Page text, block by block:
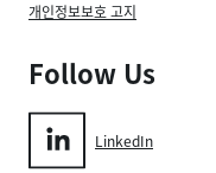
개인정보보호 고지
Follow Us
LinkedIn